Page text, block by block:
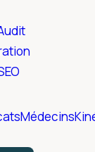
Médecins